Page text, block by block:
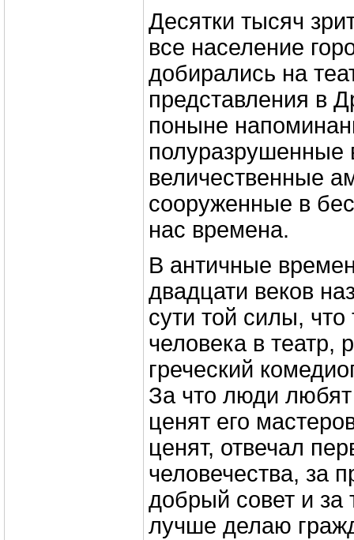
Десятки тысяч
все население
добирались на
представления в
поныне
полуразрушенные
величественные
сооруженные в
нас времена.
В античные
двадцати веков
сути той силы, что
человека в театр,
греческий
За что люди любят
ценят его
ценят, отвечал
человечества, за
добрый совет и за
лучше делаю